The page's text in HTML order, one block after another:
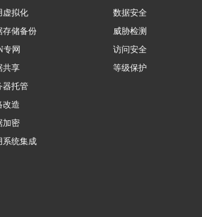
虚拟化
存储备份
专网
共享
器托管
改造
加密
系统集成
数据安全
威胁检测
访问安全
等级保护